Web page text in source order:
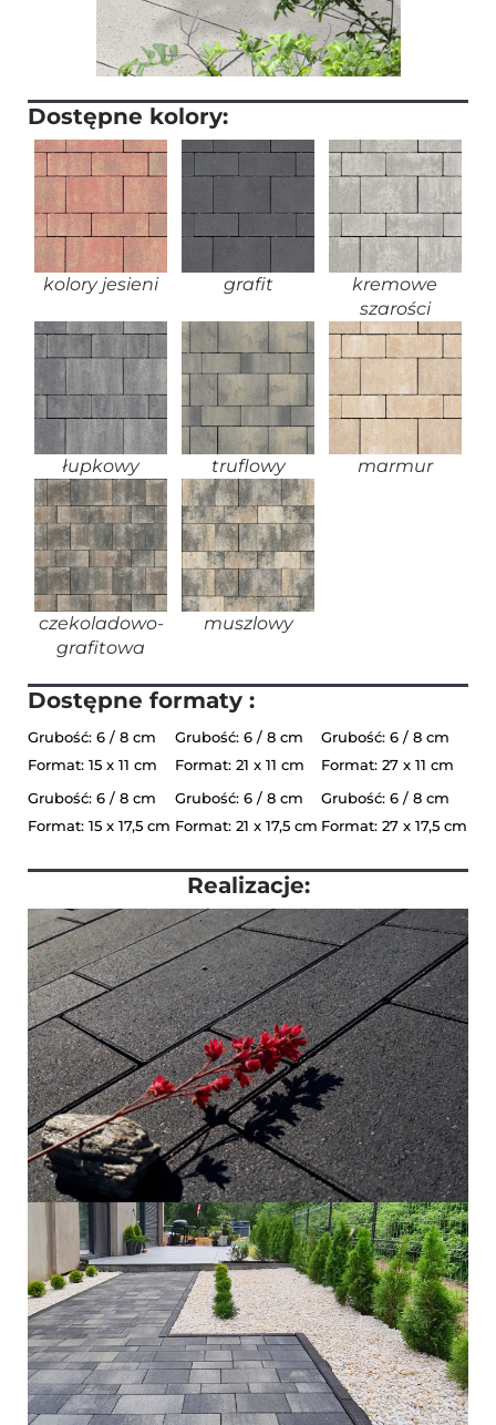
Dostępne kolory:
kolory jesieni grafit
kremowe
szarości
łupkowy truflowy marmur
czekoladowo-
grafitowa
muszlowy
Dostępne formaty :
Grubość: 6 / 8 cm
Format: 15 x 11 cm
Grubość: 6 / 8 cm
Format: 21 x 11 cm
Grubość: 6 / 8 cm
Format: 27 x 11 cm
Grubość: 6 / 8 cm
Format: 15 x 17,5 cm
Grubość: 6 / 8 cm
Format: 21 x 17,5 cm
Grubość: 6 / 8 cm
Format: 27 x 17,5 cm
Realizacje: